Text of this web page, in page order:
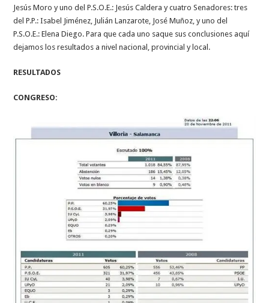
Jesús Moro y uno del P.S.O.E.: Jesús Caldera y cuatro Senadores: tres
del P.P.: Isabel Jiménez, Julián Lanzarote, José Muñoz, y uno del
P.S.O.E.: Elena Diego. Para que cada uno saque sus conclusiones aquí
dejamos los resultados a nivel nacional, provincial y local.
RESULTADOS
CONGRESO: